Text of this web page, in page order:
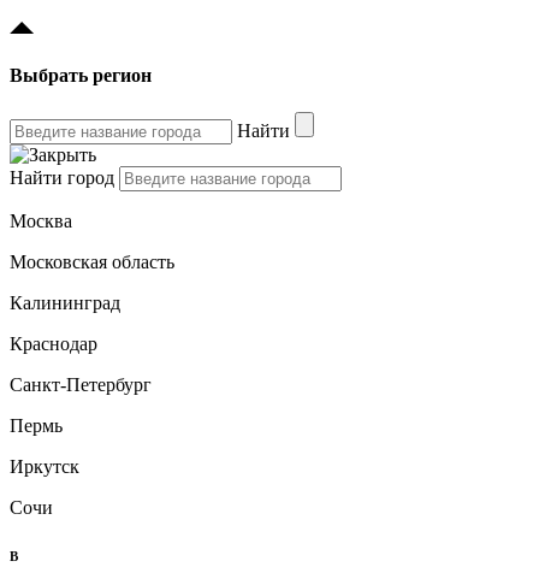
Выбрать регион
Найти
Найти город
Москва
Московская область
Калининград
Краснодар
Санкт-Петербург
Пермь
Иркутск
Сочи
B